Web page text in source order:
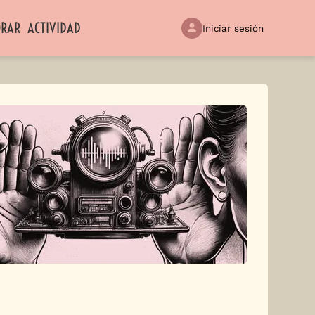
ACTIVIDAD Iniciar sesión